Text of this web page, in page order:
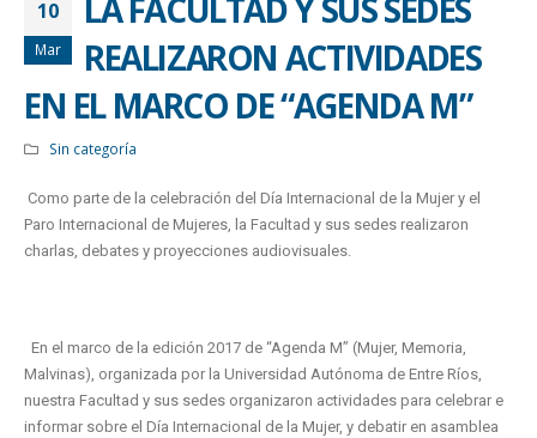
10
Mar
LA FACULTAD Y SUS SEDES
REALIZARON ACTIVIDADES
EN EL MARCO DE “AGENDA M”
Sin categoría
Como parte de la celebración del Día Internacional de la Mujer y el
Paro Internacional de Mujeres, la Facultad y sus sedes realizaron
charlas, debates y proyecciones audiovisuales.
En el marco de la edición 2017 de “Agenda M” (Mujer, Memoria,
Malvinas), organizada por la Universidad Autónoma de Entre Ríos,
nuestra Facultad y sus sedes organizaron actividades para celebrar e
informar sobre el Día Internacional de la Mujer, y debatir en asamblea